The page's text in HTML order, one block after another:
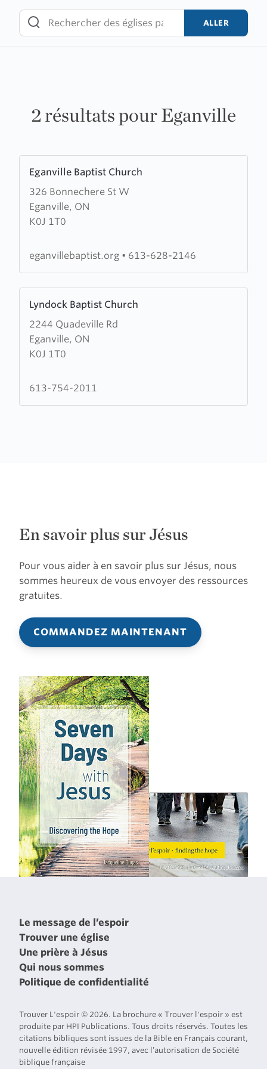
content
ALLER
2 résultats pour Eganville
Eganville Baptist Church
326 Bonnechere St W
Eganville, ON
K0J 1T0
more
about
Eganville
Baptist
eganvillebaptist.org • 613-628-2146
Lyndock Baptist Church
2244 Quadeville Rd
Eganville, ON
K0J 1T0
more
about
Lyndock
Baptist
613-754-2011
En savoir plus sur Jésus
Pour vous aider à en savoir plus sur Jésus, nous
sommes heureux de vous envoyer des ressources
gratuites.
COMMANDEZ MAINTENANT
Le message de l’espoir
Trouver une église
Une prière à Jésus
Qui nous sommes
Politique de confidentialité
Trouver L'espoir © 2026. La brochure « Trouver l'espoir » est
produite par HPI Publications. Tous droits réservés. Toutes les
citations bibliques sont issues de la Bible en Français courant,
nouvelle édition révisée 1997, avec l’autorisation de Société
biblique française